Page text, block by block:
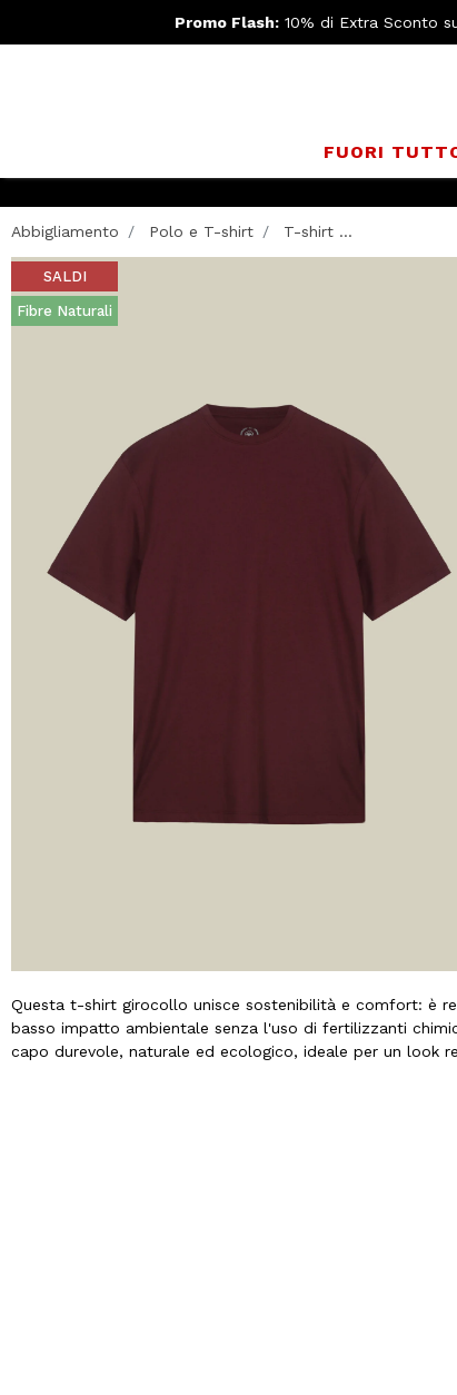
Promo Flash:10% di Extra Sconto
FUORI
Abbigliamento Polo e T-shirt T-shirt ...
SALDI
Fibre Naturali
Questa t-shirt girocollo unisce sostenibilità e comfort: è
basso impatto ambientale senza l'uso di fertilizzanti
capo durevole, naturale ed ecologico, ideale per un look